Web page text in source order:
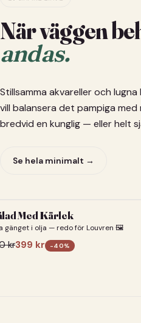
När väggen
andas.
Stillsamma akvareller och
vill balansera det pampiga
bredvid en kunglig — eller helt
Se hela minimalt →
Med Kärlek
gänget i olja — redo för Louvren 🖼️
kr399 kr -40%